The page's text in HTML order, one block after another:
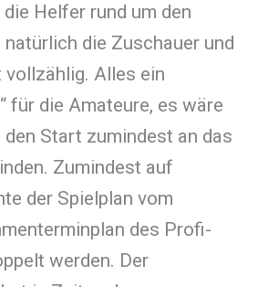
Helfer rund um den
die Zuschauer und
vollzählig. Alles ein
für die Amateure, es wäre
Start zumindest an das
Zumindest auf
der Spielplan vom
des Profi-
werden. Der